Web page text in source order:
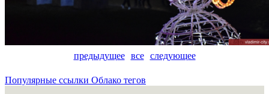
предыдущее все следующее
Популярные ссылки Облако тегов